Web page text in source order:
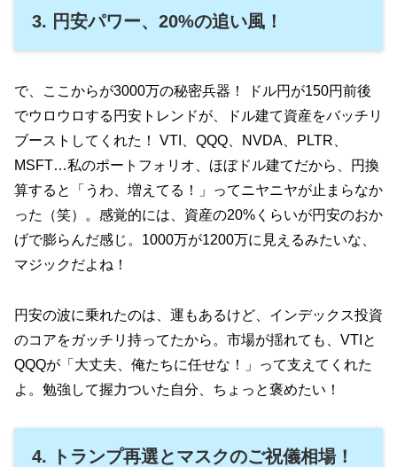
3. 円安パワー、20%の追い風！
で、ここからが3000万の秘密兵器！ ドル円が150円前後
でウロウロする円安トレンドが、ドル建て資産をバッチリ
ブーストしてくれた！ VTI、QQQ、NVDA、PLTR、
MSFT…私のポートフォリオ、ほぼドル建てだから、円換
算すると「うわ、増えてる！」ってニヤニヤが止まらなか
った（笑）。感覚的には、資産の20%くらいが円安のおか
げで膨らんだ感じ。1000万が1200万に見えるみたいな、
マジックだよね！
円安の波に乗れたのは、運もあるけど、インデックス投資
のコアをガッチリ持ってたから。市場が揺れても、VTIと
QQQが「大丈夫、俺たちに任せな！」って支えてくれた
よ。勉強して握力ついた自分、ちょっと褒めたい！
4. トランプ再選とマスクのご祝儀相場！